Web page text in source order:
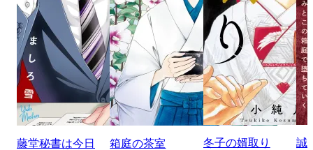
藤堂秘書は今日
箱庭の茶室
冬子の婿取り
誠